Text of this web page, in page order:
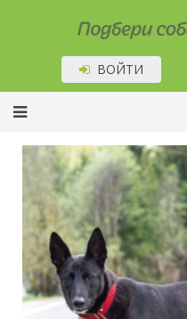
Подбери собаку!
ВОЙТИ